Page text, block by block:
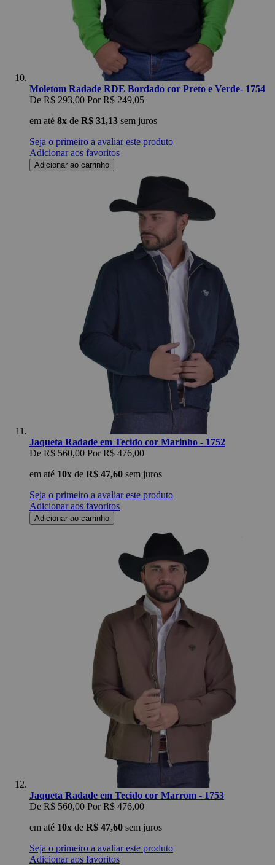
Moletom Radade RDE Bordado cor Preto e Verde- 1754
De R$ 293,00 Por R$ 249,05
em até 8x de R$ 31,13 sem juros
Seja o primeiro a avaliar este produto
Adicionar aos favoritos
Adicionar ao carrinho
Jaqueta Radade em Tecido cor Marinho - 1752
De R$ 560,00 Por R$ 476,00
em até 10x de R$ 47,60 sem juros
Seja o primeiro a avaliar este produto
Adicionar aos favoritos
Adicionar ao carrinho
Jaqueta Radade em Tecido cor Marrom - 1753
De R$ 560,00 Por R$ 476,00
em até 10x de R$ 47,60 sem juros
Seja o primeiro a avaliar este produto
Adicionar aos favoritos